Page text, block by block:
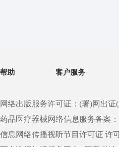
帮助 客户服务
网络出版服务许可证：(署)网出证
药品医疗器械网络信息服务备案
信息网络传播视听节目许可证 许